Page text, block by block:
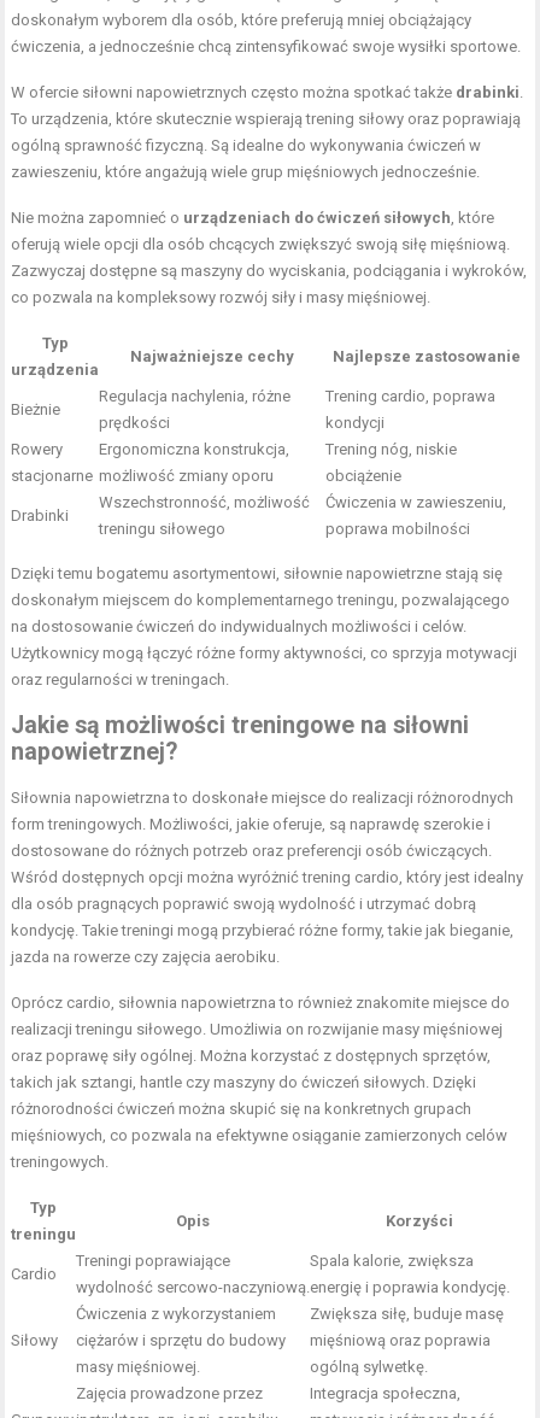
doskonałym wyborem dla osób, które preferują mniej obciążający
ćwiczenia, a jednocześnie chcą zintensyfikować swoje wysiłki sportowe.
W ofercie siłowni napowietrznych często można spotkać także drabinki.
To urządzenia, które skutecznie wspierają trening siłowy oraz poprawiają
ogólną sprawność fizyczną. Są idealne do wykonywania ćwiczeń w
zawieszeniu, które angażują wiele grup mięśniowych jednocześnie.
Nie można zapomnieć o urządzeniach do ćwiczeń siłowych, które
oferują wiele opcji dla osób chcących zwiększyć swoją siłę mięśniową.
Zazwyczaj dostępne są maszyny do wyciskania, podciągania i wykroków,
co pozwala na kompleksowy rozwój siły i masy mięśniowej.
Typ
urządzenia
Najważniejsze cechy Najlepsze zastosowanie
Bieżnie
Regulacja nachylenia, różne
prędkości
Trening cardio, poprawa
kondycji
Rowery
stacjonarne
Ergonomiczna konstrukcja,
możliwość zmiany oporu
Trening nóg, niskie
obciążenie
Drabinki
Wszechstronność, możliwość
treningu siłowego
Ćwiczenia w zawieszeniu,
poprawa mobilności
Dzięki temu bogatemu asortymentowi, siłownie napowietrzne stają się
doskonałym miejscem do komplementarnego treningu, pozwalającego
na dostosowanie ćwiczeń do indywidualnych możliwości i celów.
Użytkownicy mogą łączyć różne formy aktywności, co sprzyja motywacji
oraz regularności w treningach.
Jakie są możliwości treningowe na siłowni
napowietrznej?
Siłownia napowietrzna to doskonałe miejsce do realizacji różnorodnych
form treningowych. Możliwości, jakie oferuje, są naprawdę szerokie i
dostosowane do różnych potrzeb oraz preferencji osób ćwiczących.
Wśród dostępnych opcji można wyróżnić trening cardio, który jest idealny
dla osób pragnących poprawić swoją wydolność i utrzymać dobrą
kondycję. Takie treningi mogą przybierać różne formy, takie jak bieganie,
jazda na rowerze czy zajęcia aerobiku.
Oprócz cardio, siłownia napowietrzna to również znakomite miejsce do
realizacji treningu siłowego. Umożliwia on rozwijanie masy mięśniowej
oraz poprawę siły ogólnej. Można korzystać z dostępnych sprzętów,
takich jak sztangi, hantle czy maszyny do ćwiczeń siłowych. Dzięki
różnorodności ćwiczeń można skupić się na konkretnych grupach
mięśniowych, co pozwala na efektywne osiąganie zamierzonych celów
treningowych.
Typ
treningu
Opis Korzyści
Cardio
Treningi poprawiające
wydolność sercowo-naczyniową.
Spala kalorie, zwiększa
energię i poprawia kondycję.
Siłowy
Ćwiczenia z wykorzystaniem
ciężarów i sprzętu do budowy
masy mięśniowej.
Zwiększa siłę, buduje masę
mięśniową oraz poprawia
ogólną sylwetkę.
Zajęcia prowadzone przez
Integracja społeczna,